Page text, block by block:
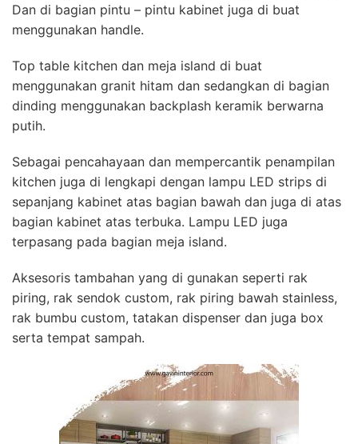
Dan di bagian pintu – pintu kabinet juga di buat
menggunakan handle.
Top table kitchen dan meja island di buat
menggunakan granit hitam dan sedangkan di bagian
dinding menggunakan backplash keramik berwarna
putih.
Sebagai pencahayaan dan mempercantik penampilan
kitchen juga di lengkapi dengan lampu LED strips di
sepanjang kabinet atas bagian bawah dan juga di atas
bagian kabinet atas terbuka. Lampu LED juga
terpasang pada bagian meja island.
Aksesoris tambahan yang di gunakan seperti rak
piring, rak sendok custom, rak piring bawah stainless,
rak bumbu custom, tatakan dispenser dan juga box
serta tempat sampah.